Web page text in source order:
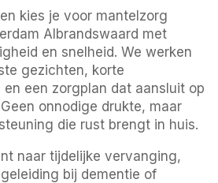
kies je voor mantelzorg
Albrandswaard met
en snelheid. We werken
gezichten, korte
een zorgplan dat aansluit op
onnodige drukte, maar
die rust brengt in huis.
naar tijdelijke vervanging,
bij dementie of